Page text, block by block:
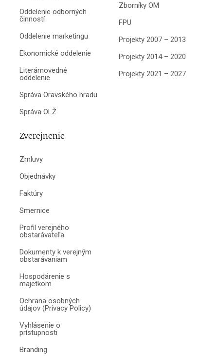
Oddelenie odborných
činností
Oddelenie marketingu
Ekonomické oddelenie
Literárnovedné
oddelenie
Správa Oravského hradu
Správa OLŽ
Zborníky OM
FPU
Projekty 2007 – 2013
Projekty 2014 – 2020
Projekty 2021 – 2027
Zverejnenie
Zmluvy
Objednávky
Faktúry
Smernice
Profil verejného
obstarávateľa
Dokumenty k verejným
obstarávaniam
Hospodárenie s
majetkom
Ochrana osobných
údajov (Privacy Policy)
Vyhlásenie o
prístupnosti
Branding